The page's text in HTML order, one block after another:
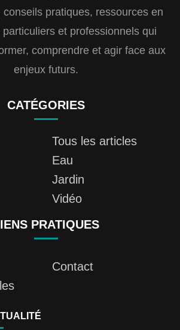
conseils pratiques, ressources en
particuliers et professionnels qui
comprendre et agir face aux
enjeux futurs.
CATÉGORIES
Tous les articles
Eau
Jardin
Vidéo
PRATIQUES
Contact